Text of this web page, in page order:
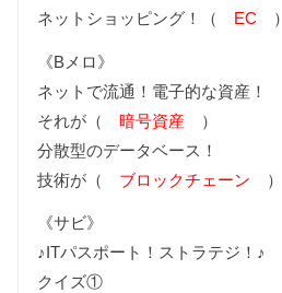
ネットショッピング！（ EC ）
《Bメロ》
ネットで流通！電子的な資産！
それが（暗号資産 ）
分散型のデータベース！
技術が（ ブロックチェーン ）
《サビ》
♪ITパスポート！ストラテジ！♪
クイズ①